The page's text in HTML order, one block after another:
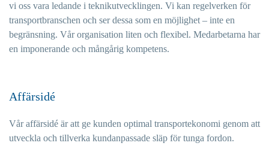
vi oss vara ledande i teknikutvecklingen. Vi kan regelverken för
transportbranschen och ser dessa som en möjlighet – inte en
begränsning. Vår organisation liten och flexibel. Medarbetarna har
en imponerande och mångårig kompetens.
Affärsidé
Vår affärsidé är att ge kunden optimal transportekonomi genom att
utveckla och tillverka kundanpassade släp för tunga fordon.